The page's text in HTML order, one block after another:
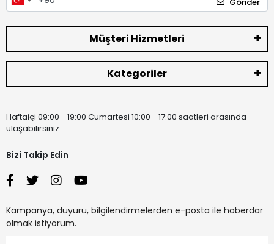
Müşteri Hizmetleri
Kategoriler
Haftaiçi 09:00 - 19:00 Cumartesi 10:00 - 17:00 saatleri arasında
ulaşabilirsiniz.
Bizi Takip Edin
Kampanya, duyuru, bilgilendirmelerden e-posta ile haberdar
olmak istiyorum.